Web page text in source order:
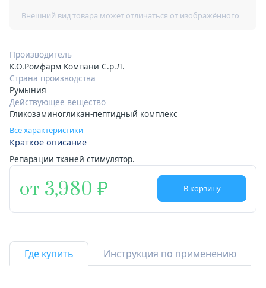
Производитель
К.О.Ромфарм Компани С.р.Л.
Страна производства
Румыния
Действующее вещество
Гликозаминогликан-пептидный комплекс
Все характеристики
Краткое описание
Репарации тканей стимулятор.
от 3,980 В корзину
Где купить Инструкция по применению